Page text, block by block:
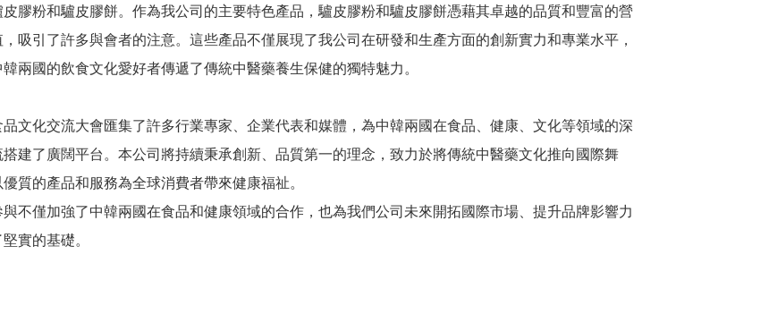
膠粉和驢皮膠餅。作為我公司的主要特色產品，驢皮膠粉和驢皮膠餅憑藉其卓越的品質和豐富的營
吸引了許多與會者的注意。這些產品不僅展現了我公司在研發和生產方面的創新實力和專業水平，
兩國的飲食文化愛好者傳遞了傳統中醫藥養生保健的獨特魅力。
文化交流大會匯集了許多行業專家、企業代表和媒體，為中韓兩國在食品、健康、文化等領域的深
搭建了廣闊平台。本公司將持續秉承創新、品質第一的理念，致力於將傳統中醫藥文化推向國際舞
質的產品和服務為全球消費者帶來健康福祉。
不僅加強了中韓兩國在食品和健康領域的合作，也為我們公司未來開拓國際市場、提升品牌影響力
實的基礎。